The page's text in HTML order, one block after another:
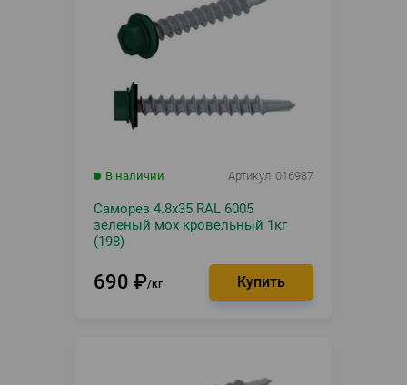
В наличии Артикул 016987
Саморез 4.8х35 RAL 6005
зеленый мох кровельный 1кг
(198)
690 ₽ кг